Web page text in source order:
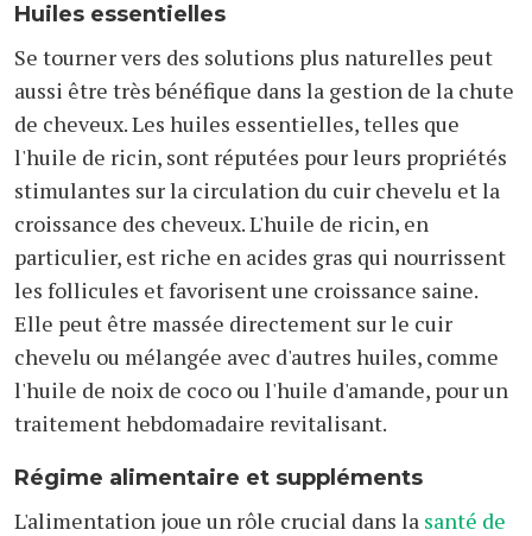
Huiles essentielles
Se tourner vers des solutions plus naturelles peut
aussi être très bénéfique dans la gestion de la chute
de cheveux. Les huiles essentielles, telles que
l'huile de ricin, sont réputées pour leurs propriétés
stimulantes sur la circulation du cuir chevelu et la
croissance des cheveux. L'huile de ricin, en
particulier, est riche en acides gras qui nourrissent
les follicules et favorisent une croissance saine.
Elle peut être massée directement sur le cuir
chevelu ou mélangée avec d'autres huiles, comme
l'huile de noix de coco ou l'huile d'amande, pour un
traitement hebdomadaire revitalisant.
Régime alimentaire et suppléments
L'alimentation joue un rôle crucial dans la santé de